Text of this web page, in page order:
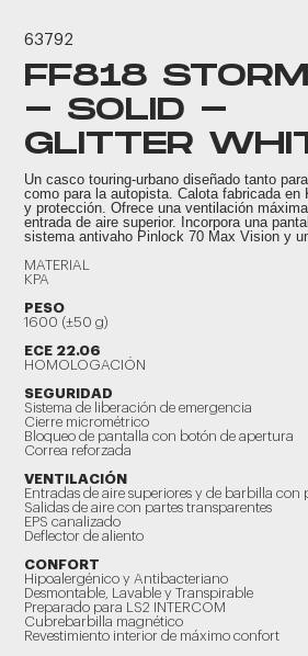
63792
FF818 STORM
- SOLID -
GLITTER
Un casco touring-urbano diseñado tanto
como para la autopista. Calota fabricada en
y protección. Ofrece una ventilación
entrada de aire superior. Incorpora una
sistema antivaho Pinlock 70 Max Vision y
MATERIAL
KPA
PESO
1600 (±50 g)
ECE 22.06
HOMOLOGACIÓN
SEGURIDAD
Sistema de liberación de emergencia
Cierre micrométrico
Bloqueo de pantalla con botón de apertura
Correa reforzada
VENTILACIÓN
Entradas de aire superiores y de barbilla con
Salidas de aire con partes transparentes
EPS canalizado
Deflector de aliento
CONFORT
Hipoalergénico y Antibacteriano
Desmontable, Lavable y Transpirable
Preparado para LS2 INTERCOM
Cubrebarbilla magnético
Revestimiento interior de máximo confort